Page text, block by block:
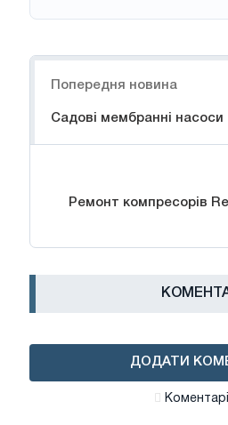
Попередня новина
Садові мембранні насоси
Ремонт компресорів
ДОДАТИ